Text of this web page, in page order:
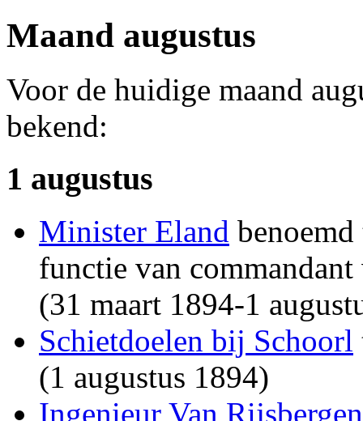
Maand augustus
Voor de huidige maand
bekend:
1 augustus
Minister Eland
functie van
(31 maart 1894-1
Schietdoelen bij Schoorl
(1 augustus 1894)
Ingenieur Van Rijsbergen